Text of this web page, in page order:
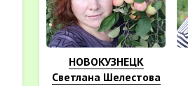
НОВОКУЗНЕЦК
Светлана Шелестова